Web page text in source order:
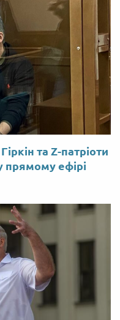
та Z-патріоти
прямому ефірі